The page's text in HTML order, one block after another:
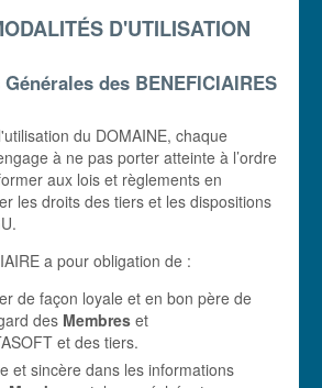
D'UTILISATION
des BENEFICIAIRES
du DOMAINE, chaque
à ne pas porter atteinte à l’ordre
aux lois et règlements en
les droits des tiers et les dispositions
a pour obligation de :
de façon loyale et en bon père de
des Membres et
et des tiers.
et sincère dans les informations